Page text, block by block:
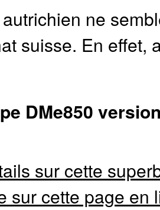
ne
suisse. En effet,
DMe850
sur cette
sur cette page en